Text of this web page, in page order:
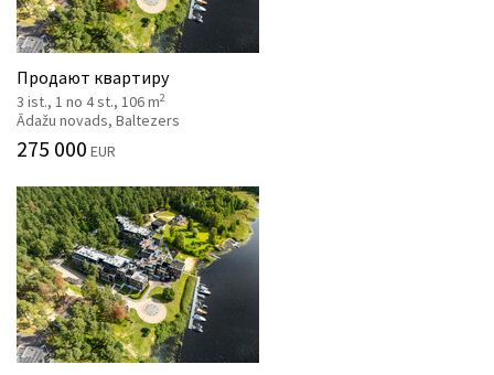
Продают квартиру
3 ist., 1 no 4 st., 106 m2
Ādažu novads, Baltezers
275 000 EUR